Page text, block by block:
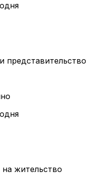
представительство
жительство